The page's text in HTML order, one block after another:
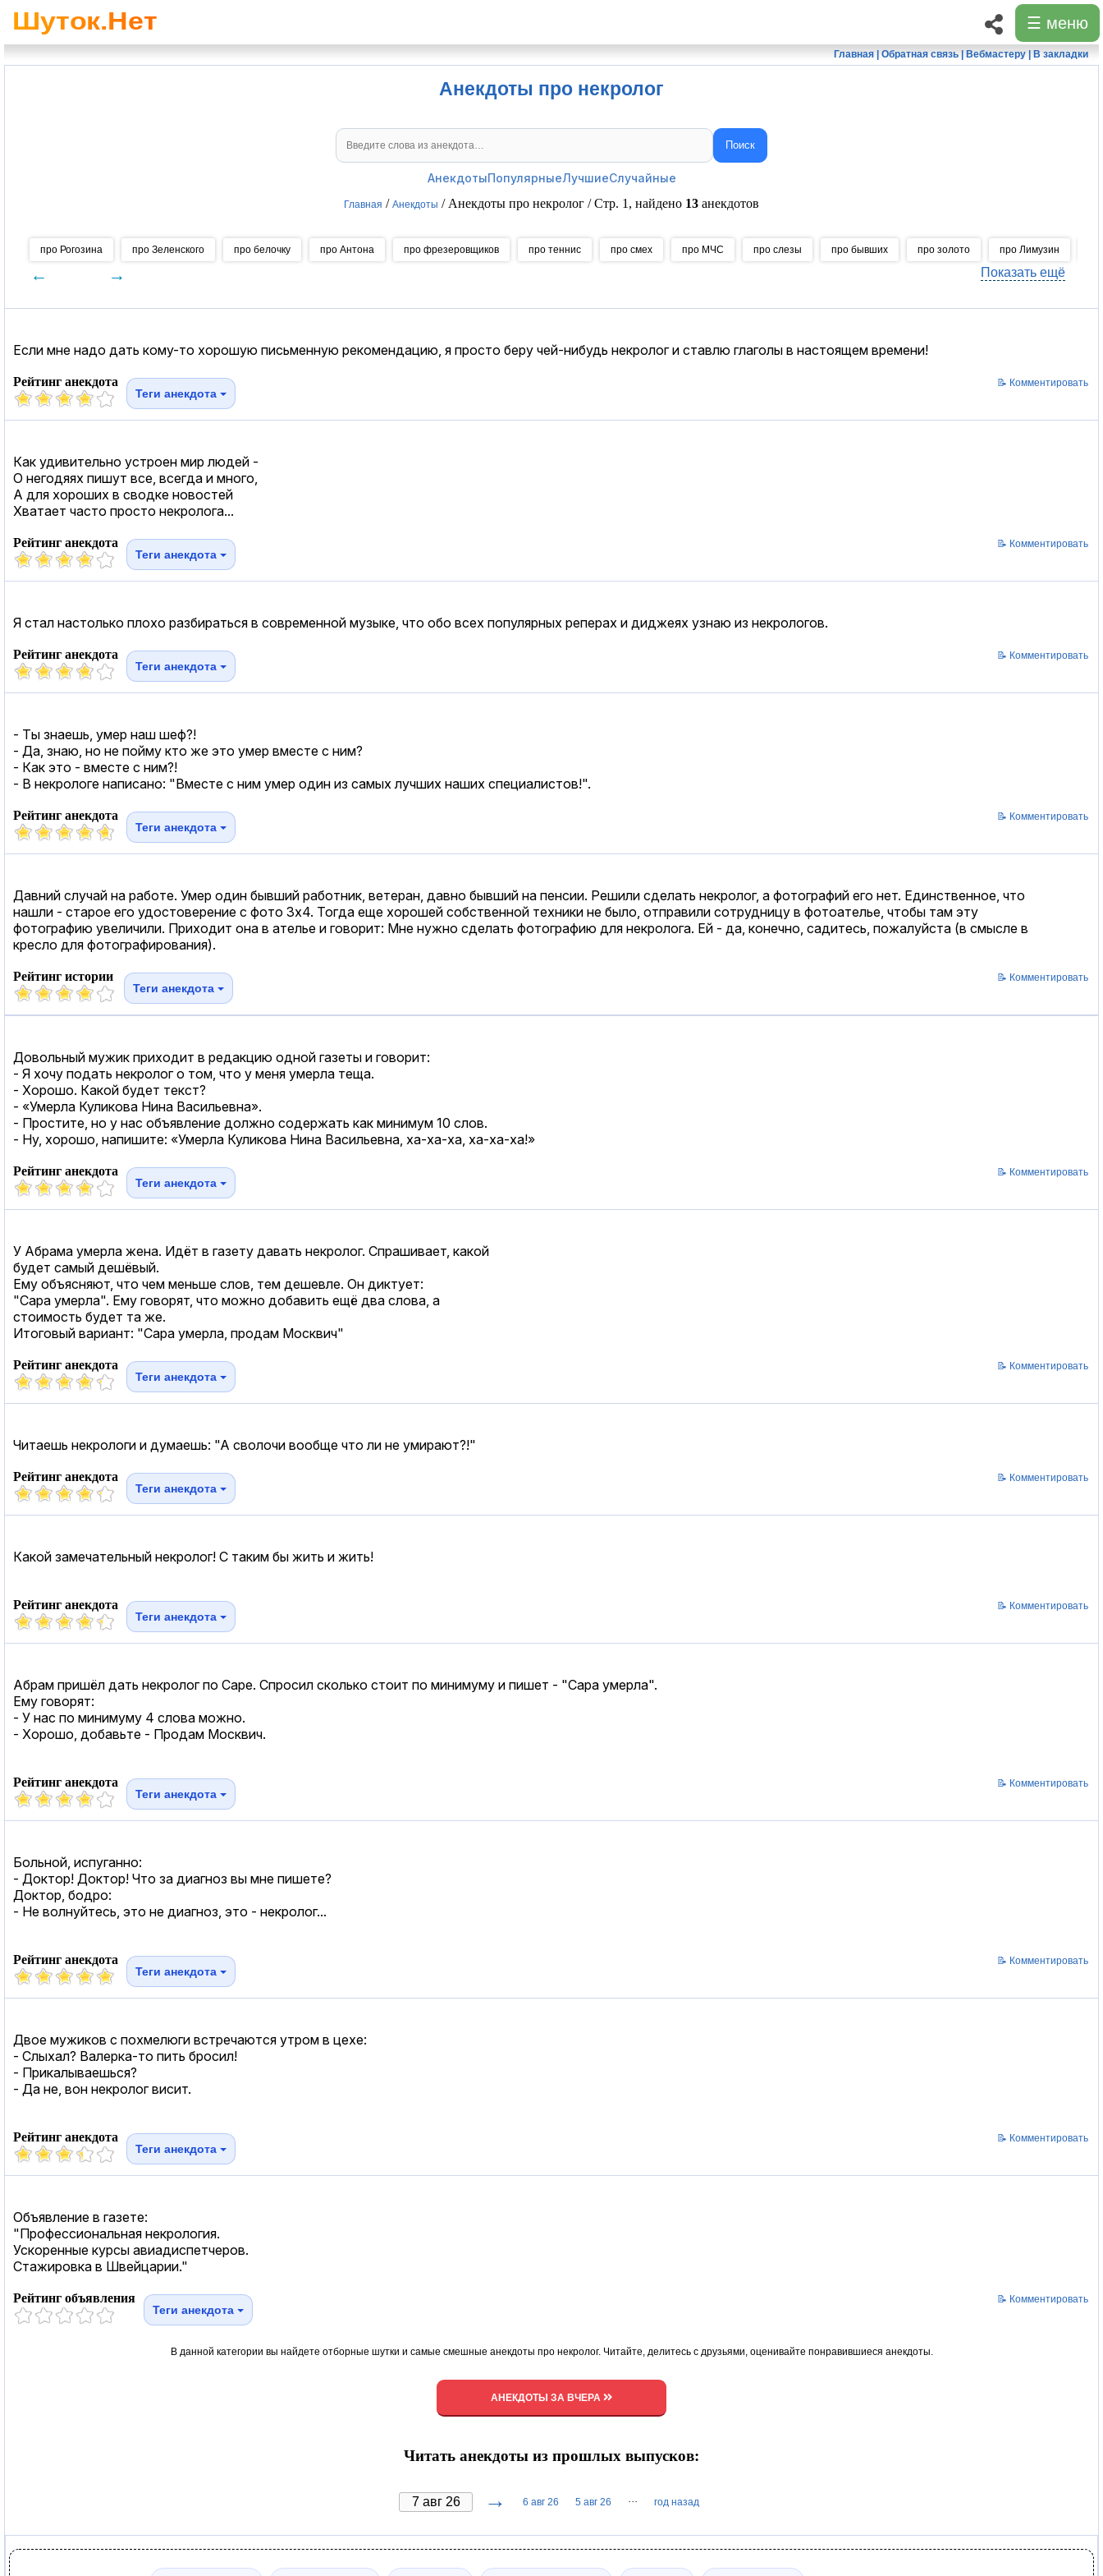
☰ меню
Главная| Обратная связь| Вебмастеру| В закладки
Анекдоты про некролог
Поиск
АнекдотыПопулярныеЛучшиеСлучайные
Главная / Анекдоты / Анекдоты про некролог / Стр. 1, найдено 13 анекдотов
про Рогозина про Зеленского про белочку про Антона про фрезеровщиков про теннис про смех про МЧС про слезы про бывших про золото про Лимузин
← → Показать ещё
Если мне надо дать кому-то хорошую письменную рекомендацию, я просто беру чей-нибудь некролог и ставлю глаголы в настоящем времени!
Рейтинг анекдота
Теги анекдота
📝 Комментировать
Как удивительно устроен мир людей -
О негодяях пишут все, всегда и много,
А для хороших в сводке новостей
Хватает часто просто некролога...
Рейтинг анекдота
Теги анекдота
📝 Комментировать
Я стал настолько плохо разбираться в современной музыке, что обо всех популярных реперах и диджеях узнаю из некрологов.
Рейтинг анекдота
Теги анекдота
📝 Комментировать
- Ты знаешь, умер наш шеф?!
- Да, знаю, но не пойму кто же это умер вместе с ним?
- Как это - вместе с ним?!
- В некрологе написано: "Вместе с ним умер один из самых лучших наших специалистов!".
Рейтинг анекдота
Теги анекдота
📝 Комментировать
Давний случай на работе. Умер один бывший работник, ветеран, давно бывший на пенсии. Решили сделать некролог, а фотографий его нет. Единственное, что
нашли - старое его удостоверение с фото 3х4. Тогда еще хорошей собственной техники не было, отправили сотрудницу в фотоателье, чтобы там эту
фотографию увеличили. Приходит она в ателье и говорит: Мне нужно сделать фотографию для некролога. Ей - да, конечно, садитесь, пожалуйста (в смысле в
кресло для фотографирования).
Рейтинг истории
Теги анекдота
📝 Комментировать
Довольный мужик приходит в редакцию одной газеты и говорит:
- Я хочу подать некролог о том, что у меня умерла теща.
- Хорошо. Какой будет текст?
- «Умерла Куликова Нина Васильевна».
- Простите, но у нас объявление должно содержать как минимум 10 слов.
- Ну, хорошо, напишите: «Умерла Куликова Нина Васильевна, ха-ха-ха, ха-ха-ха!»
Рейтинг анекдота
Теги анекдота
📝 Комментировать
У Абрама умерла жена. Идёт в газету давать некролог. Спрашивает, какой
будет самый дешёвый.
Ему объясняют, что чем меньше слов, тем дешевле. Он диктует:
"Сара умерла". Ему говорят, что можно добавить ещё два слова, а
стоимость будет та же.
Итоговый вариант: "Сара умерла, продам Москвич"
Рейтинг анекдота
Теги анекдота
📝 Комментировать
Читаешь некрологи и думаешь: "А сволочи вообще что ли не умирают?!"
Рейтинг анекдота
Теги анекдота
📝 Комментировать
Какой замечательный некролог! С таким бы жить и жить!
Рейтинг анекдота
Теги анекдота
📝 Комментировать
Абрам пришёл дать некролог по Саре. Спросил сколько стоит по минимуму и пишет - "Сара умерла".
Ему говорят:
- У нас по минимуму 4 слова можно.
- Хорошо, добавьте - Продам Москвич.
Рейтинг анекдота
Теги анекдота
📝 Комментировать
Больной, испуганно:
- Доктор! Доктор! Что за диагноз вы мне пишете?
Доктор, бодро:
- Не волнуйтесь, это не диагноз, это - некролог...
Рейтинг анекдота
Теги анекдота
📝 Комментировать
Двое мужиков с похмелюги встречаются утром в цехе:
- Слыхал? Валерка-то пить бросил!
- Прикалываешься?
- Да не, вон некролог висит.
Рейтинг анекдота
Теги анекдота
📝 Комментировать
Объявление в газете:
"Профессиональная некрология.
Ускоренные курсы авиадиспетчеров.
Стажировка в Швейцарии."
Рейтинг объявления
Теги анекдота
📝 Комментировать
В данной категории вы найдете отборные шутки и самые смешные анекдоты про некролог. Читайте, делитесь с друзьями, оценивайте понравившиеся анекдоты.
АНЕКДОТЫ ЗА ВЧЕРА
Читать анекдоты из прошлых выпусков:
→ 6 авг 26 5 авг 26 ··· год назад